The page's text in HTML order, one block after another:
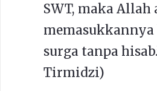
SWT, maka Allah
memasukkannya
surga tanpa
Tirmidzi)